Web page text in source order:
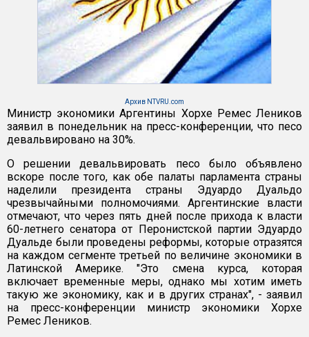
Архив NTVRU.com
Министр экономики Аргентины Хорхе Ремес Леников
заявил в понедельник на пресс-конференции, что песо
девальвировано на 30%.
О решении девальвировать песо было объявлено
вскоре после того, как обе палаты парламента страны
наделили президента страны Эдуардо Дуальдо
чрезвычайными полномочиями. Аргентинские власти
отмечают, что через пять дней после прихода к власти
60-летнего сенатора от Перонистской партии Эдуардо
Дуальде были проведены реформы, которые отразятся
на каждом сегменте третьей по величине экономики в
Латинской Америке. "Это смена курса, которая
включает временные меры, однако мы хотим иметь
такую же экономику, как и в других странах", - заявил
на пресс-конференции министр экономики Хорхе
Ремес Леников.